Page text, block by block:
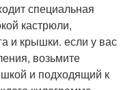
специальная
кастрюли,
и крышки. если у вас
возьмите
и подходящий к